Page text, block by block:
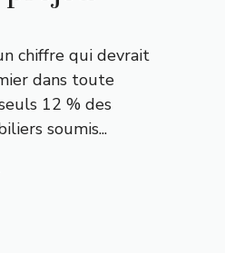
chiffre qui devrait
dans toute
12 % des
soumis...